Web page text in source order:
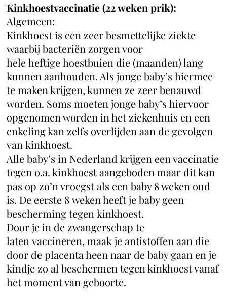
Kinkhoestvaccinatie (22 weken prik):
Algemeen:
Kinkhoest is een zeer besmettelijke ziekte
waarbij bacteriën zorgen voor
hele heftige hoestbuien die (maanden) lang
kunnen aanhouden. Als jonge baby’s hiermee
te maken krijgen, kunnen ze zeer benauwd
worden. Soms moeten jonge baby’s hiervoor
opgenomen worden in het ziekenhuis en een
enkeling kan zelfs overlijden aan de gevolgen
van kinkhoest.
Alle baby’s in Nederland krijgen een vaccinatie
tegen o.a. kinkhoest aangeboden maar dit kan
pas op zo’n vroegst als een baby 8 weken oud
is. De eerste 8 weken heeft je baby geen
bescherming tegen kinkhoest.
Door je in de zwangerschap te
laten vaccineren, maak je antistoffen aan die
door de placenta heen naar de baby gaan en je
kindje zo al beschermen tegen kinkhoest vanaf
het moment van geboorte.